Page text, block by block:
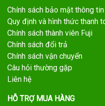
Chính sách bảo mật thông tin
Quy định và hình thức thanh
Chính sách thành viên Fuji
Chính sách đổi trả
Chính sách vận chuyển
Câu hỏi thường gặp
Liên hệ
HỖ TRỢ MUA HÀNG